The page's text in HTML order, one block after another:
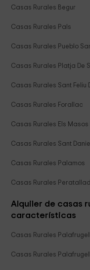
Casas Rurales Begur
Casas Rurales Pals
Casas Rurales Pueblo
Casas Rurales Platja De
Casas Rurales Sant Feliu
Casas Rurales Forallac
Casas Rurales Els Masos
Casas Rurales Sant
Casas Rurales Palamos
Casas Rurales
Alquiler de casas
características
Casas Rurales
Casas Rurales